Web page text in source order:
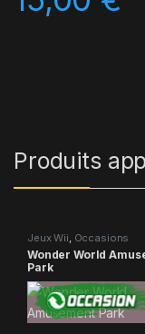
Produits
Jeux Wii, Occasions
Wonder World
Park